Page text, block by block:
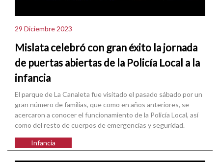
29 Diciembre 2023
Mislata celebró con gran éxito la jornada
de puertas abiertas de la Policía Local a la
infancia
El parque de La Canaleta fue visitado el pasado sábado por un
gran número de familias, que como en años anteriores, se
acercaron a conocer el funcionamiento de la Policía Local, así
como del resto de cuerpos de emergencias y seguridad.
Infancia